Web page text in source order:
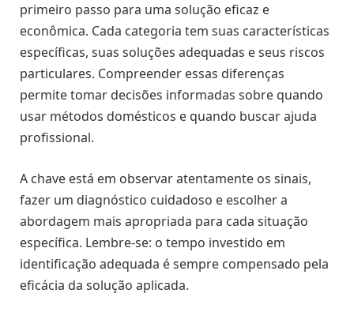
primeiro passo para uma solução eficaz e
econômica. Cada categoria tem suas características
específicas, suas soluções adequadas e seus riscos
particulares. Compreender essas diferenças
permite tomar decisões informadas sobre quando
usar métodos domésticos e quando buscar ajuda
profissional.
A chave está em observar atentamente os sinais,
fazer um diagnóstico cuidadoso e escolher a
abordagem mais apropriada para cada situação
específica. Lembre-se: o tempo investido em
identificação adequada é sempre compensado pela
eficácia da solução aplicada.